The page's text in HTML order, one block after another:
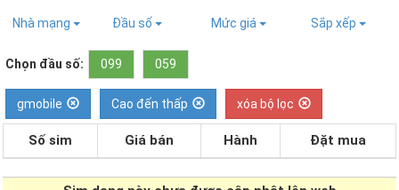
Nhà mạng Đầu số Mức giá Sắp xếp
Chọn đầu số: 099 059
gmobile Cao đến thấp xóa bộ lọc
Số sim Giá bán Hành Đặt mua